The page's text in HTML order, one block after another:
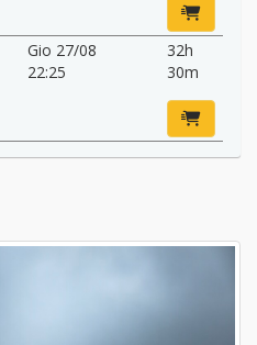
Gio 27/08
22:25
32h
30m